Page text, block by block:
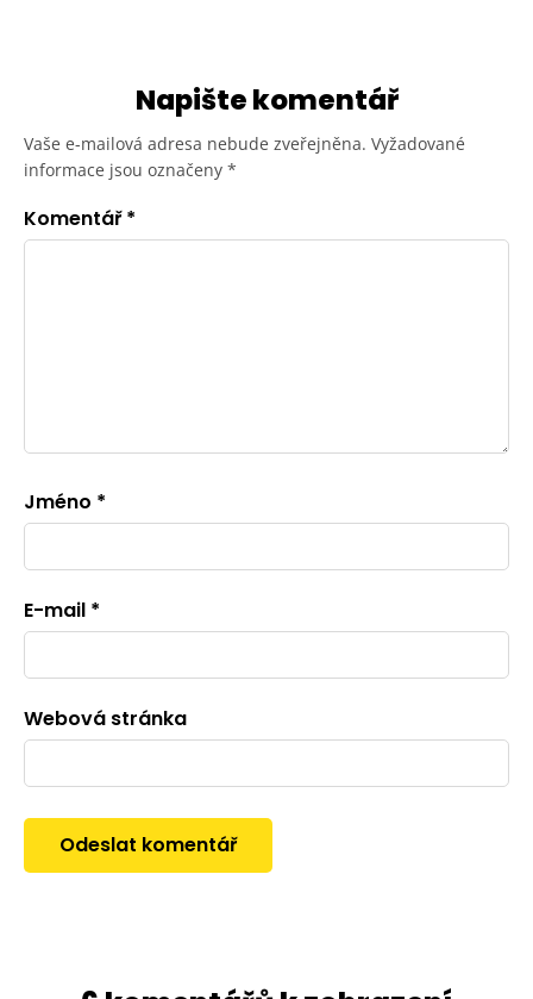
Napište komentář
Vaše e-mailová adresa nebude zveřejněna. Vyžadované
informace jsou označeny *
Komentář*
Jméno *
E-mail *
Webová stránka